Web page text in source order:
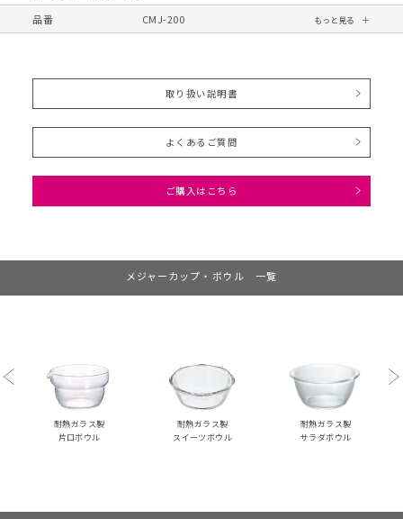
品番
CMJ-200
取り扱い説明書
よくあるご質問
ご購入はこちら
メジャーカップ・ボウル 一覧
Previous
耐熱ガラス製
片口ボウル
耐熱ガラス製
スイーツボウル
耐熱ガラス製
サラダボウル